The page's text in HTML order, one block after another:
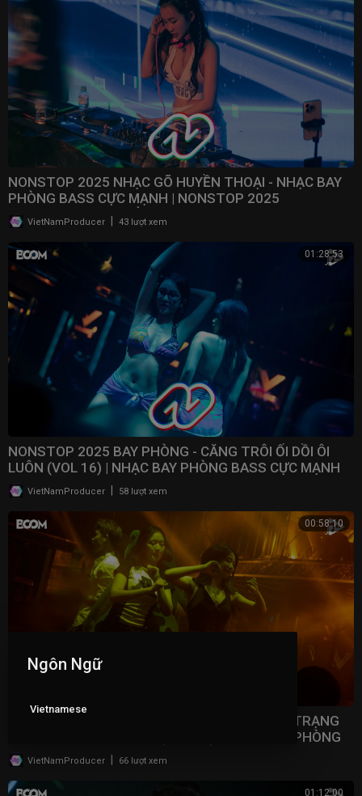
NONSTOP 2025 NHẠC GÕ HUYỀN THOẠI - NHẠC BAY
PHÒNG BASS CỰC MẠNH | NONSTOP 2025
VINAHOUSE BAY PHÒNG
VietNamProducer 43 lượt xem
01:28:53
NONSTOP 2025 BAY PHÒNG - CĂNG TRÔI ỐI DỒI ÔI
LUÔN (VOL 16) | NHẠC BAY PHÒNG BASS CỰC MẠNH ​
VietNamProducer 58 lượt xem
00:58:10
NONSTOP 2025 VINAHOUSE VIỆT MIX - TÂM TRẠNG
NHẤT BẢNG XẾP HẠNG (VOL 15) | NHẠC BAY PHÒNG
2025VietNamProducer 66 lượt xem
01:12:00
Ngôn Ngữ
Vietnamese